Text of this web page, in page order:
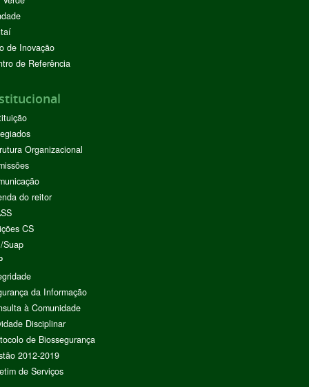
de Inovação
de Referência
Organizacional
do reitor
CS
Suap
da Informação
à Comunidade
Disciplinar
de Biossegurança
2012-2019
de Serviços